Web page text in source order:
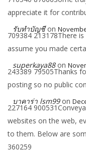
appreciate it for
รับทำบัญชี on
709384 213178There
assume you made
superkaya88 on
243389 79505Thanks
posting so no public
บาคาร่า lsm99 on
227164
websites on the web,
to them. Below are
360259